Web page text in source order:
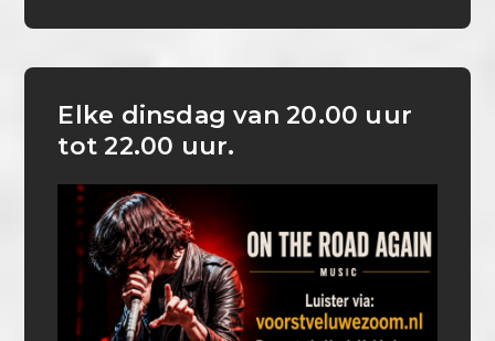
Elke dinsdag van 20.00 uur
tot 22.00 uur.